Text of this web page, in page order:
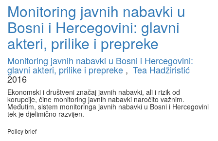
Monitoring javnih nabavki u
Bosni i Hercegovini: glavni
akteri, prilike i prepreke
Monitoring javnih nabavki u Bosni i Hercegovini:
glavni akteri, prilike i prepreke , Tea Hadžiristić
2016
Ekonomski i društveni značaj javnih nabavki, ali i rizik od
korupcije, čine monitoring javnih nabavki naročito važnim.
Međutim, sistem monitoringa javnih nabavki u Bosni i Hercegovini
tek je djelimično razvijen.
Policy brief